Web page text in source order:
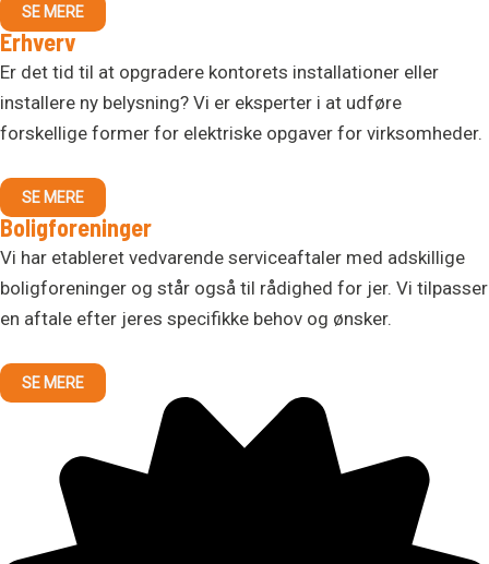
SE MERE
Erhverv
Er det tid til at opgradere kontorets installationer eller
installere ny belysning? Vi er eksperter i at udføre
forskellige former for elektriske opgaver for virksomheder.
SE MERE
Boligforeninger
Vi har etableret vedvarende serviceaftaler med adskillige
boligforeninger og står også til rådighed for jer. Vi tilpasser
en aftale efter jeres specifikke behov og ønsker.
SE MERE